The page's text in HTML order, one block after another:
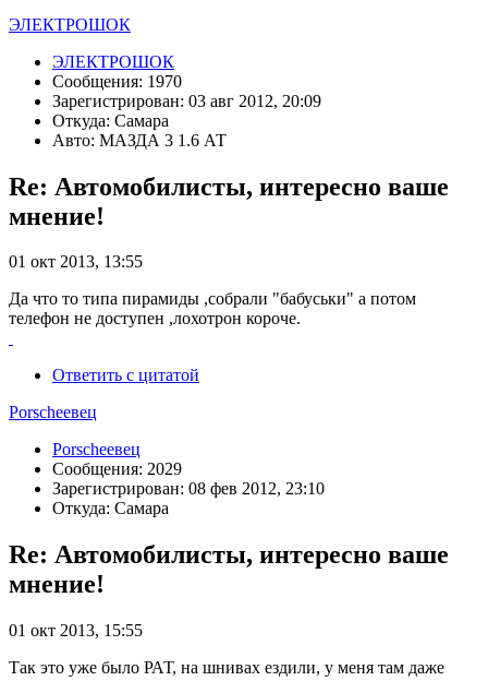
ЭЛЕКТРОШОК
ЭЛЕКТРОШОК
Сообщения: 1970
Зарегистрирован: 03 авг 2012, 20:09
Откуда: Самара
Авто: МАЗДА 3 1.6 АТ
Re: Автомобилисты, интересно ваше
мнение!
01 окт 2013, 13:55
Да что то типа пирамиды ,собрали "бабуськи" а потом
телефон не доступен ,лохотрон короче.
Ответить с цитатой
Porscheeвец
Porscheeвец
Сообщения: 2029
Зарегистрирован: 08 фев 2012, 23:10
Откуда: Самара
Re: Автомобилисты, интересно ваше
мнение!
01 окт 2013, 15:55
Так это уже было РАТ, на шнивах ездили, у меня там даже